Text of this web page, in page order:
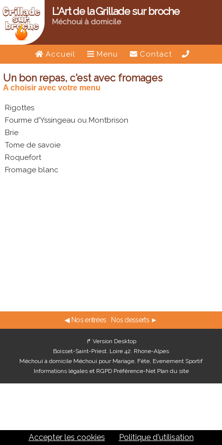
L'Art de la Grillade sur broche
Méchoui à domicile
Accueil Menu Contact
Un bon repas, c'est avec fromages
A choisir avec votre menu
Rigottes
Fourme d'Yssingeau ou Montbrison
Brie
Tome de savoie
Roquefort
Fromage blanc
◀ Nos entrées Nos desserts ►
↱ Version Desktop
Boisset-Saint-Priest. Loire 42. Rhone-Alpes
Méchoui à domicile Méchoui pour Mariage, Fête, Evenement Sportif
Informations légales et RGPD Préférence-Net Plan du site
Accepter les cookies Politique d'utilisation